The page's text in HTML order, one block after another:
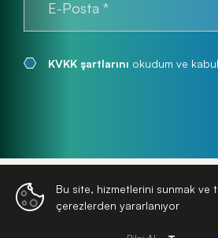
KVKK şartlarını okudum ve
© 2026Turkuaz Park| Tüm
Bu site, hizmetlerini sunmak ve
çerezlerden yararlanıyor